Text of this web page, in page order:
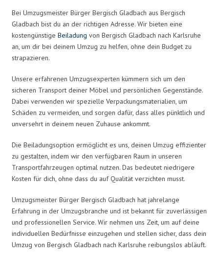
Bei Umzugsmeister Bürger Bergisch Gladbach aus Bergisch
Gladbach bist du an der richtigen Adresse. Wir bieten eine
kostengünstige Beiladung von Bergisch Gladbach nach Karlsruhe
an, um dir bei deinem Umzug zu helfen, ohne dein Budget zu
strapazieren.
Unsere erfahrenen Umzugsexperten kümmern sich um den
sicheren Transport deiner Möbel und persönlichen Gegenstände.
Dabei verwenden wir spezielle Verpackungsmaterialien, um
Schäden zu vermeiden, und sorgen dafür, dass alles pünktlich und
unversehrt in deinem neuen Zuhause ankommt.
Die Beiladungsoption ermöglicht es uns, deinen Umzug effizienter
zu gestalten, indem wir den verfügbaren Raum in unseren
Transportfahrzeugen optimal nutzen. Das bedeutet niedrigere
Kosten für dich, ohne dass du auf Qualität verzichten musst.
Umzugsmeister Bürger Bergisch Gladbach hat jahrelange
Erfahrung in der Umzugsbranche und ist bekannt für zuverlässigen
und professionellen Service. Wir nehmen uns Zeit, um auf deine
individuellen Bedürfnisse einzugehen und stellen sicher, dass dein
Umzug von Bergisch Gladbach nach Karlsruhe reibungslos abläuft.